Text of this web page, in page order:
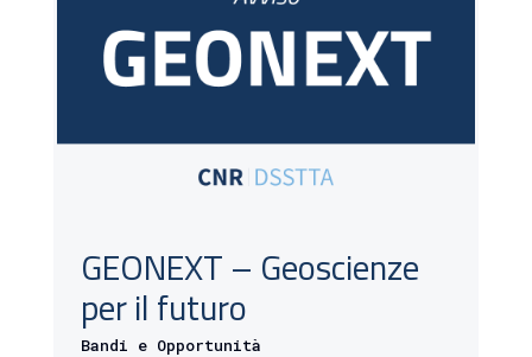
GEONEXT – Geoscienze
per il futuro
Bandi e Opportunità